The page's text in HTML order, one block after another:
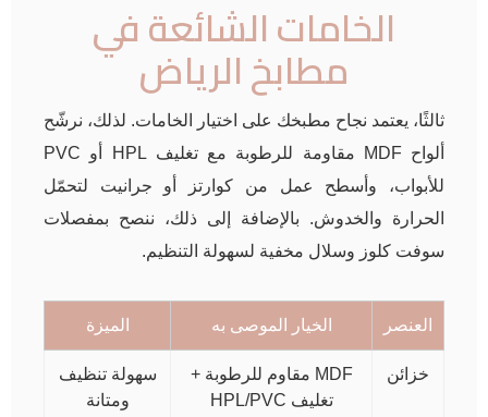
الخامات الشائعة في
مطابخ الرياض
ثالثًا، يعتمد نجاح مطبخك على اختيار الخامات. لذلك، نرشّح
ألواح MDF مقاومة للرطوبة مع تغليف HPL أو PVC
للأبواب، وأسطح عمل من كوارتز أو جرانيت لتحمّل
الحرارة والخدوش. بالإضافة إلى ذلك، ننصح بمفصلات
سوفت كلوز وسلال مخفية لسهولة التنظيم.
العنصر الخيار الموصى به الميزة
خزائن
MDF مقاوم للرطوبة +
تغليف HPL/PVC
سهولة تنظيف
ومتانة